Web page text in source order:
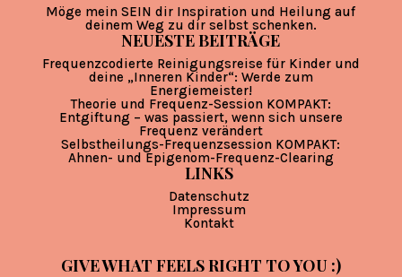
Möge mein SEIN dir Inspiration und Heilung auf
deinem Weg zu dir selbst schenken.
NEUESTE BEITRÄGE
Frequenzcodierte Reinigungsreise für Kinder und
deine „Inneren Kinder“: Werde zum
Energiemeister!
Theorie und Frequenz-Session KOMPAKT:
Entgiftung – was passiert, wenn sich unsere
Frequenz verändert
Selbstheilungs-Frequenzsession KOMPAKT:
Ahnen- und Epigenom-Frequenz-Clearing
LINKS
Datenschutz
Impressum
Kontakt
GIVE WHAT FEELS RIGHT TO YOU :)